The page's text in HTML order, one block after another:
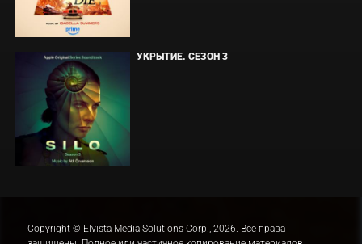
УКРЫТИЕ. СЕЗОН 3
Copyright © Elvista Media Solutions Corp., 2026. Все права